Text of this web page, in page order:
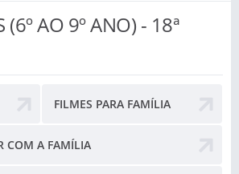
(6º AO 9º ANO) - 18ª
FILMES PARA FAMÍLIA
COM A FAMÍLIA